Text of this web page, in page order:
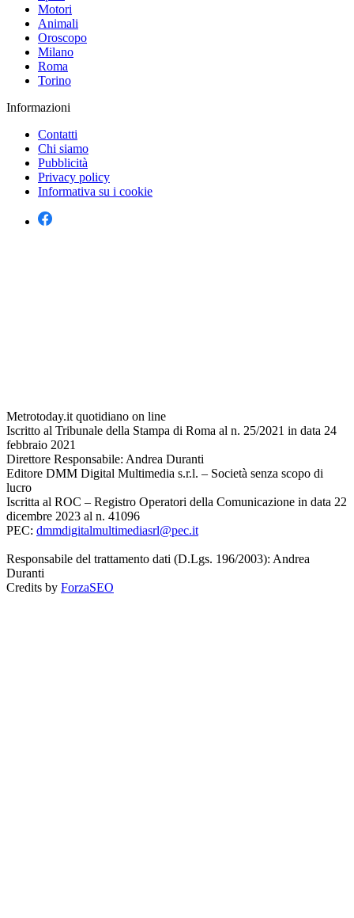
Motori
Animali
Oroscopo
Milano
Roma
Torino
Informazioni
Contatti
Chi siamo
Pubblicità
Privacy policy
Informativa su i cookie
Metrotoday.it quotidiano on line
Iscritto al Tribunale della Stampa di Roma al n. 25/2021 in data 24
febbraio 2021
Direttore Responsabile: Andrea Duranti
Editore DMM Digital Multimedia s.r.l. – Società senza scopo di
lucro
Iscritta al ROC – Registro Operatori della Comunicazione in data 22
dicembre 2023 al n. 41096
PEC: dmmdigitalmultimediasrl@pec.it
Responsabile del trattamento dati (D.Lgs. 196/2003): Andrea
Duranti
Credits by ForzaSEO